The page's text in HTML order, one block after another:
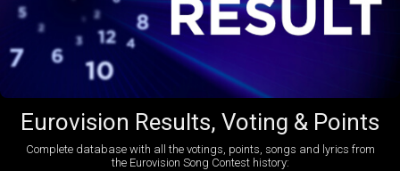
Eurovision Results, Voting & Points
Complete database with all the votings, points, songs and lyrics from
the Eurovision Song Contest history: